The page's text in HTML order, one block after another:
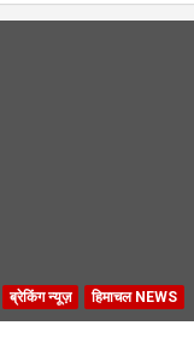
ब्रेकिंग न्यूज़ हिमाचल NEWS